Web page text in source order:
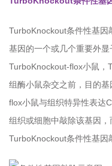
TurboKnockout条件性基因
基因的一个或几个重要外
TurboKnockout-flox小鼠，
组酶小鼠杂交之前，目的
flox小鼠与组织特异性表达
组织或细胞中敲除该基因，
TurboKnockout条件性基因